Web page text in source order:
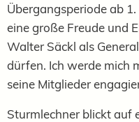
Übergangsperiode ab
eine große Freude und
Walter Säckl als
dürfen. Ich werde mich
seine Mitglieder
Sturmlechner blickt auf